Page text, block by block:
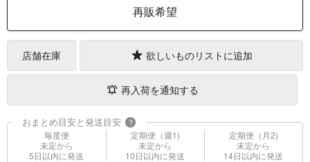
再販希望
店舗在庫 欲しいものリストに追加
再入荷を通知する
おまとめ目安と発送目安 ?
毎度便
未定から
5日以内に発送
定期便（週1)
未定から
10日以内に発送
定期便（月2)
未定から
14日以内に発送